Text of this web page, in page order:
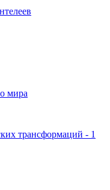
мира
трансформаций - 1